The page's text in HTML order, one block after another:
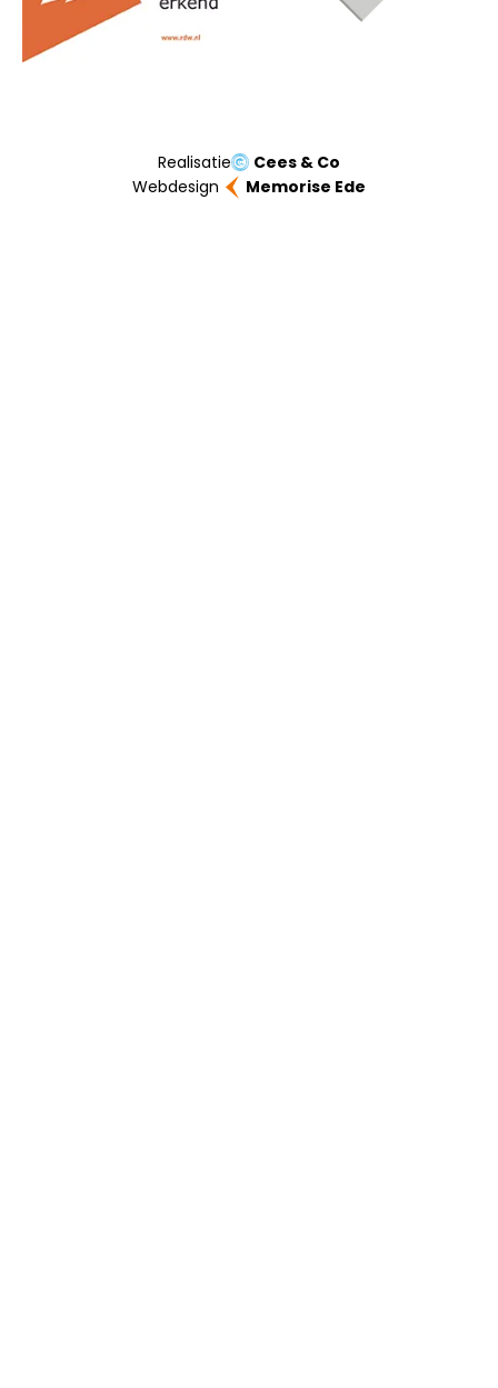
Realisatie
Cees & Co
Webdesign
Memorise Ede